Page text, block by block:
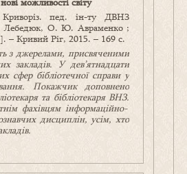
пед. ін-ту ДВНЗ
Лебедюк, О. Ю. Авраменко ;
– Кривий Ріг, 2015. – 169 с.
з джерелами, присвяченими
закладів.
У дев’ятнадцати
сфер бібліотечної справи у
Покажчик доповнено
та бібліотекаря ВНЗ.
фахівцям інформаційно-
дисциплін, усім, хто